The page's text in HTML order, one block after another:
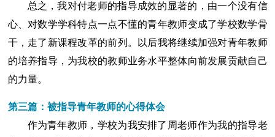
总之，我对付老师的指导成效的显著的，由一个没有信
心、对数学学科特点一点不懂的青年教师变成了学校数学骨
干，走了新课程改革的前列。以后我将继续加强对青年教师
的培养指导，为我校的教师业务水平整体向前发展贡献自己
的力量。
第三篇：被指导青年教师的心得体会
作为青年教师，学校为我安排了周老师作为我的指导老